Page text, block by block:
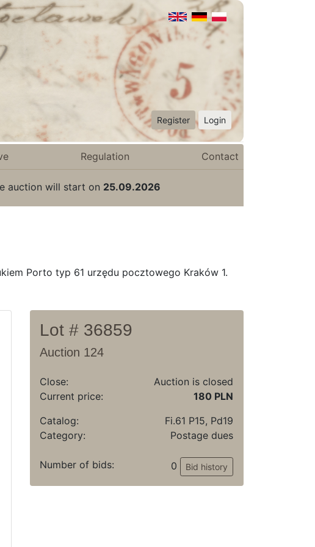
Register Login
Regulation Contact
auction will start on 25.09.2026
Porto typ 61 urzędu pocztowego Kraków 1.
Lot # 36859
Auction 124
Close:
Auction is closed
Current price:
180 PLN
Catalog:
Fi.61 P15, Pd19
Category:
Postage dues
Number of bids: 0 Bid history